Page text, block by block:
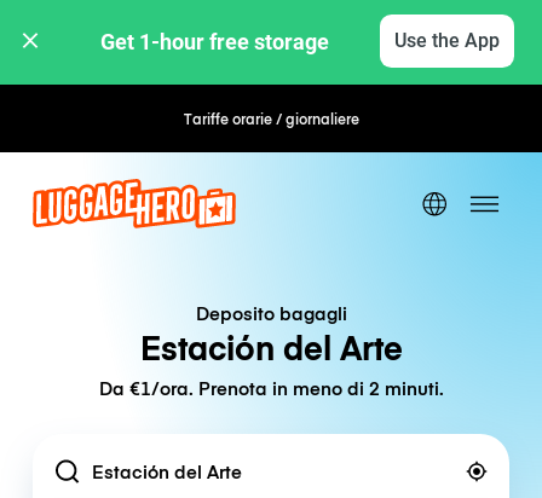
Get 1-hour free storage Use the App
Tariffe orarie / giornaliere
Deposito bagagli
Estación del Arte
Da €1/ora. Prenota in meno di 2 minuti.
Location